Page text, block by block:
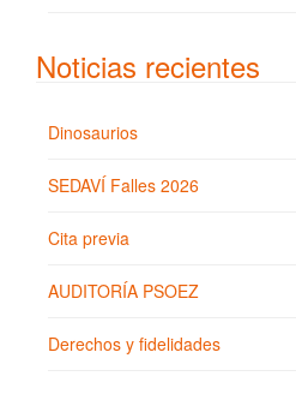
Noticias recientes
Dinosaurios
SEDAVÍ Falles 2026
Cita previa
AUDITORÍA PSOEZ
Derechos y fidelidades